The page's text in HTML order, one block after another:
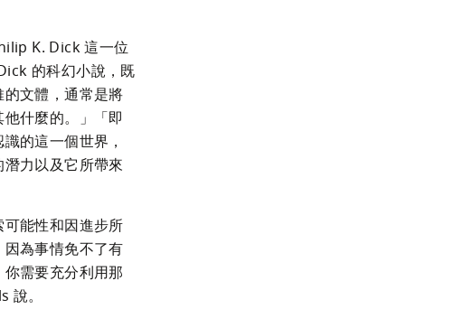
K. Dick 這一位
的科幻小說，既
文體，通常是將
什麼的。」「即
的這一個世界，
力以及它所帶來
能性和因進步所
為事情免不了有
需要充分利用那
。